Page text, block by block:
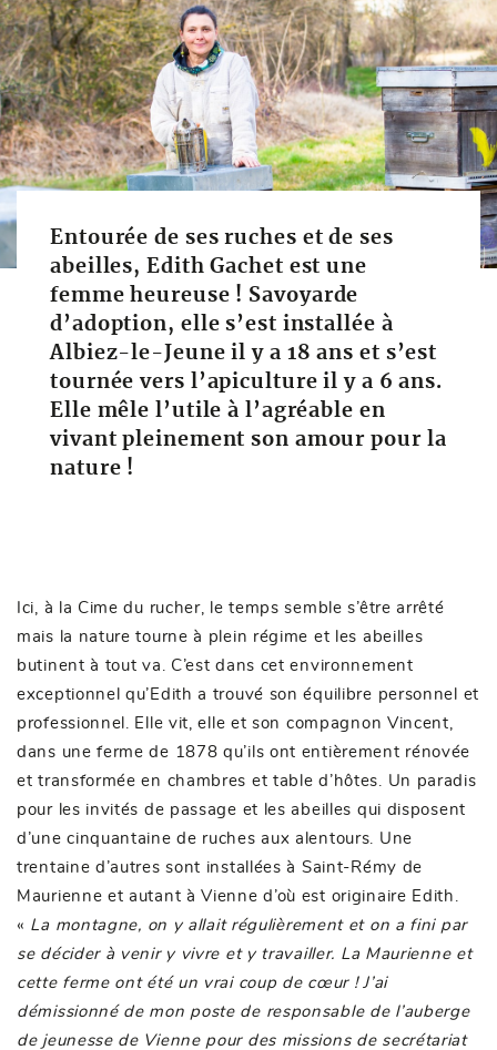
Entourée de ses ruches et de ses
abeilles, Edith Gachet est une
femme heureuse ! Savoyarde
d’adoption, elle s’est installée à
Albiez-le-Jeune il y a 18 ans et s’est
tournée vers l’apiculture il y a 6 ans.
Elle mêle l’utile à l’agréable en
vivant pleinement son amour pour la
nature !
Ici, à la Cime du rucher, le temps semble s’être arrêté
mais la nature tourne à plein régime et les abeilles
butinent à tout va. C’est dans cet environnement
exceptionnel qu’Edith a trouvé son équilibre personnel et
professionnel. Elle vit, elle et son compagnon Vincent,
dans une ferme de 1878 qu’ils ont entièrement rénovée
et transformée en chambres et table d’hôtes. Un paradis
pour les invités de passage et les abeilles qui disposent
d’une cinquantaine de ruches aux alentours. Une
trentaine d’autres sont installées à Saint-Rémy de
Maurienne et autant à Vienne d’où est originaire Edith.
« La montagne, on y allait régulièrement et on a fini par
se décider à venir y vivre et y travailler. La Maurienne et
cette ferme ont été un vrai coup de cœur ! J’ai
démissionné de mon poste de responsable de l’auberge
de jeunesse de Vienne pour des missions de secrétariat